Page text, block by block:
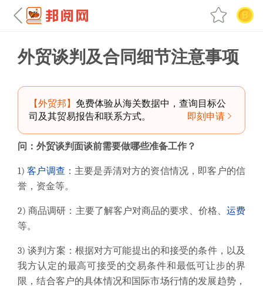
外贸谈判及合同细节注意事项
【外贸邦】 免费体验从海关数据中，查询目标公
司及其贸易报告和联系方式。
即刻申请
问： 外贸谈判面谈前需要做哪些准备工作？
1)客户调查 ：主要是弄清对方的资信情况，即客户的信
誉，资金等。
2) 商品调研：主要了解客户对商品的要求、价格、 运费
等。
3) 谈判方案：根据对方可能提出的和接受的条件，以及
我方认定的最高可接受的交易条件和最低可让步的界
限，结合客户的具体情况和国际市场行情的发展趋势，